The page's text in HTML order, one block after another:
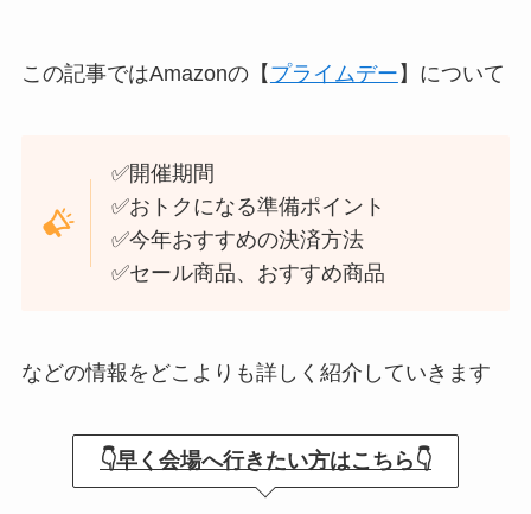
この記事ではAmazonの【 プライムデー 】について
✅開催期間
✅おトクになる準備ポイント
✅今年おすすめの決済方法
✅セール商品、おすすめ商品
などの情報をどこよりも詳しく紹介していきます
👇早く会場へ行きたい方はこちら👇